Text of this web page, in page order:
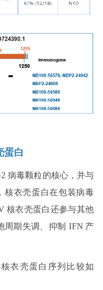
蛋白
2 病毒颗粒的核心，并与
核衣壳蛋白在包装病毒
核衣壳蛋白还参与其他
周期失调、抑制 IFN 产
核衣壳蛋白序列比较如